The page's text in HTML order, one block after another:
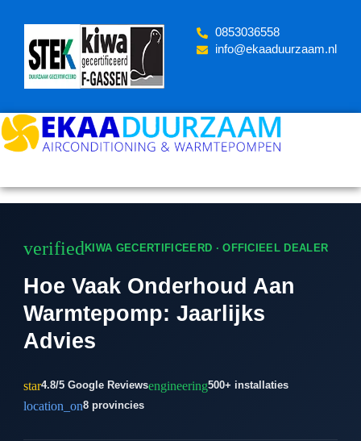
content
‪0853036558
info@ekaaduurzaam.nl
verified KIWA GECERTIFICEERD · OFFICIEEL DEALER
Hoe Vaak Onderhoud Aan
Warmtepomp: Jaarlijks
Advies
star4.8/5 Google Reviewsengineering500+ installaties
location_on8 provincies